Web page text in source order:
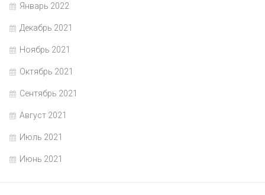
Январь 2022
Декабрь 2021
Ноябрь 2021
Октябрь 2021
Сентябрь 2021
Август 2021
Июль 2021
Июнь 2021